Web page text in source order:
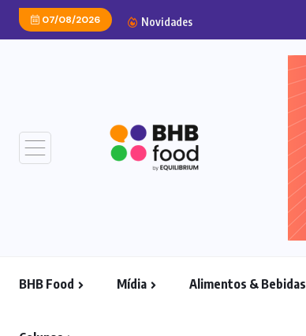
07/08/2026 Novidades
BHB Food Mídia Alimentos & Bebidas